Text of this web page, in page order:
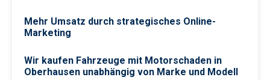
Mehr Umsatz durch strategisches Online-
Marketing
Wir kaufen Fahrzeuge mit Motorschaden in
Oberhausen unabhängig von Marke und Modell